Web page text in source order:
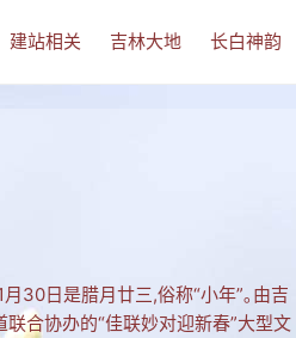
建站相关 吉林大地 长白神韵
30日是腊月廿三,俗称“小年”｡由吉
合协办的“佳联妙对迎新春”大型文